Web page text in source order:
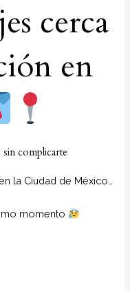
cerca
en
complicarte
la Ciudad de México…
momento